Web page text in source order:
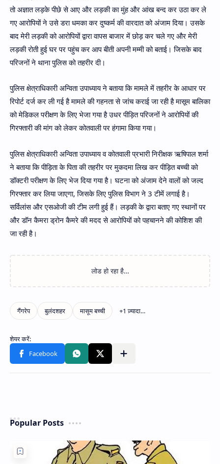
तो अज्ञात लड़के पीछे से आए और लड़की का मुंह और आंख बन्द कर उठा कर ले
गए आरोपियों ने उसे डरा धमका कर दुष्कर्म की वारदात को अंजाम दिया। उसके
बाद मेरी लड़की को आरोपियों द्वारा वापस बाजार में छोड़ कर चले गए और मेरी
लड़की रोती हुई घर पर पहुंच कर आप बीती अपनी मम्मी को बताई। जिसके बाद
परिजनों ने थाना पुलिस को तहरीर दी।
पुलिस क्षेत्राधिकारी अन्विता उपाध्याय ने बताया कि मामले में तहरीर के आधार पर
रिपोर्ट दर्ज कर ली गई है मामले की गहनता से जांच कराई जा रही है मासूम बालिका
को मेडिकल परीक्षण के लिए भेजा गया है उधर पीड़ित परिजनों ने आरोपियों की
गिरफ्तारी की मांग को लेकर कोतवाली पर हंगामा किया गया।
पुलिस क्षेत्राधिकारी अन्विता उपाध्याय व कोतवाली प्रभारी निरीक्षक ऋषिपाल शर्मा
ने बताया कि पीड़िता के पिता की तहरीर पर मुकदमा लिख कर पीड़ित बच्ची को
डॉक्टरी परीक्षण के लिए भेज दिया गया है। घटना को अंजाम देने वालों को जल्द
गिरफ्तार कर लिया जाएगा, जिसके लिए पुलिस विभाग ने 3 टीमें लगाई है।
सर्विलांस और एसओजी की टीम लगी हुई हैं। लड़की के द्वारा बताए गए स्थानों पर
और डॉन कैमरा ड्रोन कैमरे की मदद से आरोपियों को पहचानने की कोशिश की
जा रही है।
Popular Posts